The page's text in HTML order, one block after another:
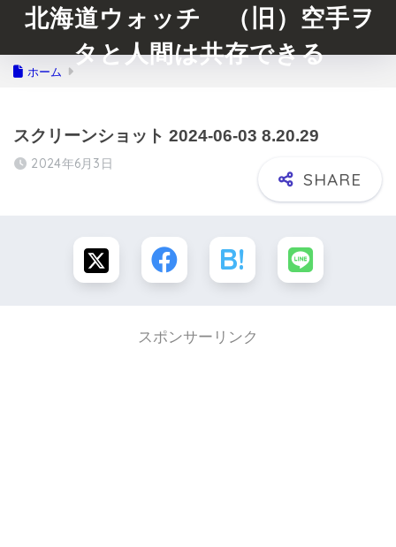
北海道ウォッチ （旧）空手ヲ
タと人間は共存できる
ホーム
スクリーンショット 2024-06-03 8.20.29
2024年6月3日
スポンサーリンク